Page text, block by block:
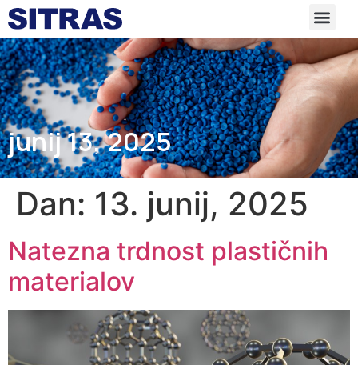
junij 13, 2025
Dan: 13. junij, 2025
Natezna trdnost plastičnih
materialov